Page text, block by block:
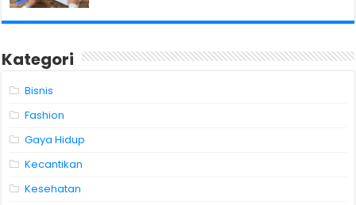
Kategori
Bisnis
Fashion
Gaya Hidup
Kecantikan
Kesehatan